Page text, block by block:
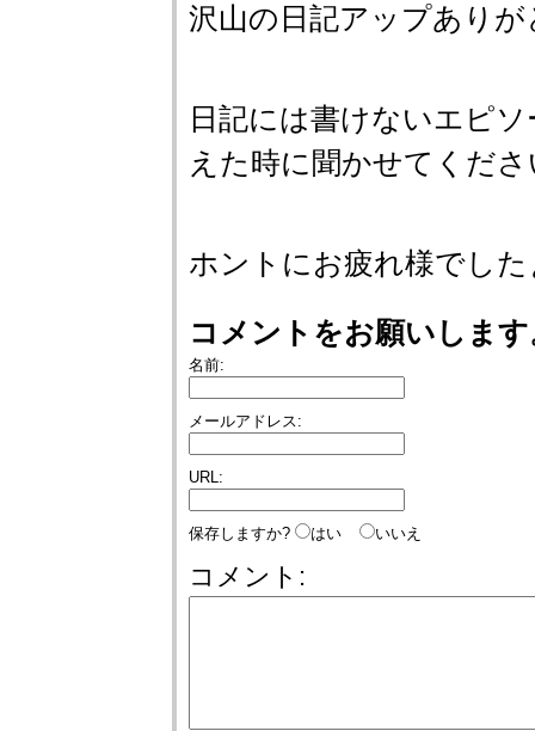
沢山の日記アップあり
日記には書けないエピ
えた時に聞かせてくださ
ホントにお疲れ様でした
コメントをお願いします
名前:
メールアドレス:
URL:
保存しますか? はい いいえ
コメント: